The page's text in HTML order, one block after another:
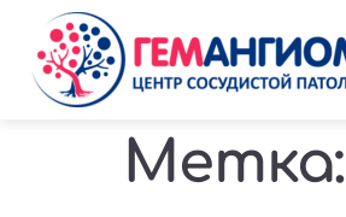
Метка: